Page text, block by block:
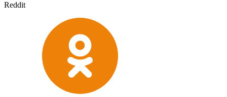
Reddit